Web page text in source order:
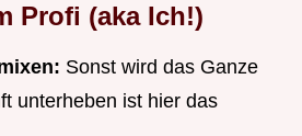
Profi (aka Ich!)
Sonst wird das Ganze
unterheben ist hier das